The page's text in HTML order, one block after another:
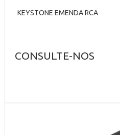
KEYSTONE EMENDA RCA
CONSULTE-NOS